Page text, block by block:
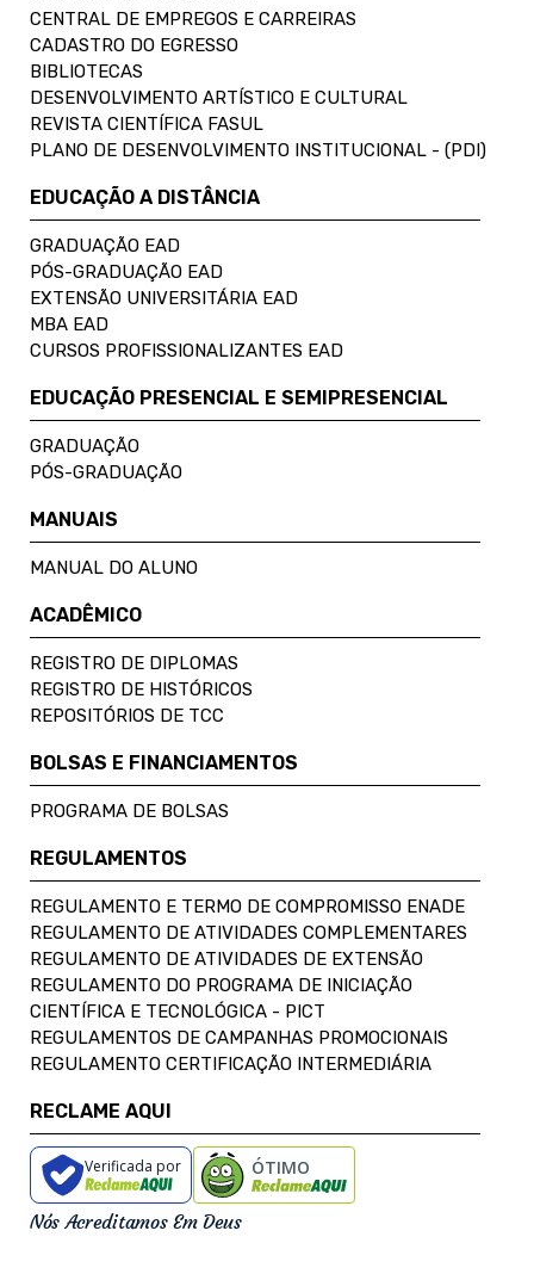
CENTRAL DE EMPREGOS E CARREIRAS
CADASTRO DO EGRESSO
BIBLIOTECAS
DESENVOLVIMENTO ARTÍSTICO E CULTURAL
REVISTA CIENTÍFICA FASUL
PLANO DE DESENVOLVIMENTO INSTITUCIONAL - (PDI)
EDUCAÇÃO A DISTÂNCIA
GRADUAÇÃO EAD
PÓS-GRADUAÇÃO EAD
EXTENSÃO UNIVERSITÁRIA EAD
MBA EAD
CURSOS PROFISSIONALIZANTES EAD
EDUCAÇÃO PRESENCIAL E SEMIPRESENCIAL
GRADUAÇÃO
PÓS-GRADUAÇÃO
MANUAIS
MANUAL DO ALUNO
ACADÊMICO
REGISTRO DE DIPLOMAS
REGISTRO DE HISTÓRICOS
REPOSITÓRIOS DE TCC
BOLSAS E FINANCIAMENTOS
PROGRAMA DE BOLSAS
REGULAMENTOS
REGULAMENTO E TERMO DE COMPROMISSO ENADE
REGULAMENTO DE ATIVIDADES COMPLEMENTARES
REGULAMENTO DE ATIVIDADES DE EXTENSÃO
REGULAMENTO DO PROGRAMA DE INICIAÇÃO
CIENTÍFICA E TECNOLÓGICA - PICT
REGULAMENTOS DE CAMPANHAS PROMOCIONAIS
REGULAMENTO CERTIFICAÇÃO INTERMEDIÁRIA
RECLAME AQUI
Verificada por ÓTIMO
Nós Acreditamos Em Deus